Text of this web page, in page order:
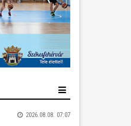
2026.08.08. 07:07